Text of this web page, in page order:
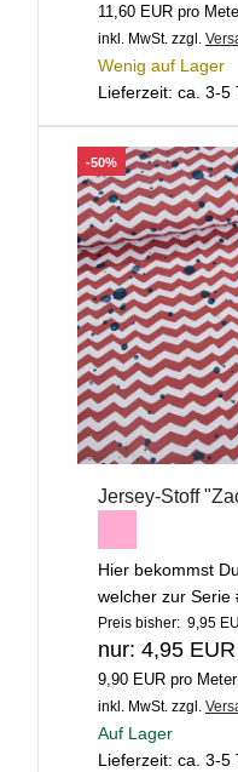
11,60 EUR pro
inkl. MwSt. zzgl.
Wenig auf Lager
Lieferzeit: ca. 3-5
-50%
Jersey-Stoff
Hier bekommst
welcher zur Serie
Preis bisher: 9,95
nur: 4,95 EUR
9,90 EUR pro Meter
inkl. MwSt. zzgl.
Auf Lager
Lieferzeit: ca. 3-5